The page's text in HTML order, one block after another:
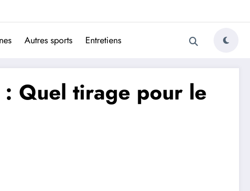
portugais
Autres sports Entretiens
: Quel tirage pour le